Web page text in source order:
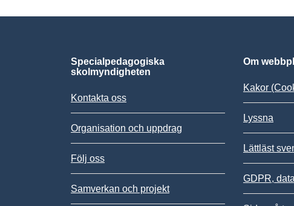
Specialpedagogiska
skolmyndigheten
Kontakta oss
Organisation och uppdrag
Följ oss
Samverkan och projekt
Om
Kakor
Lyssna
Lättläst
GDPR,